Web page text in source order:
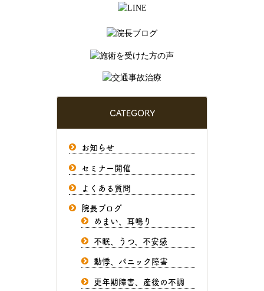
CATEGORY
お知らせ
セミナー開催
よくある質問
院長ブログ
めまい、耳鳴り
不眠、うつ、不安感
動悸、パニック障害
更年期障害、産後の不調